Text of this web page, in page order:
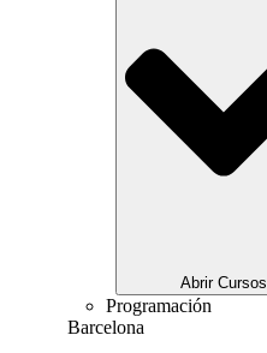
Abrir Cursos
Programación
Barcelona